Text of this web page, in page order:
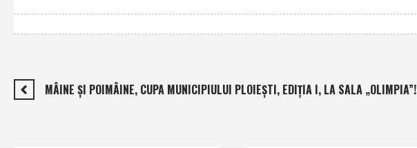
MÂINE ŞI POIMÂINE, CUPA MUNICIPIULUI PLOIEŞTI, EDIŢIA I, LA SALA „OLIMPIA”!